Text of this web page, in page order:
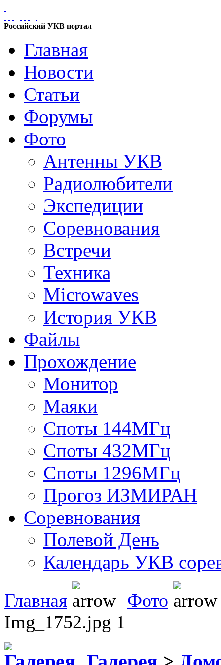
Российский УКВ портал
Главная
Новости
Статьи
Форумы
Фото
Антенны УКВ
Радиолюбители
Экспедиции
Соревнования
Встречи
Техника
Microwaves
История УКВ
Файлы
Прохождение
Монитор
Маяки
Споты 144МГц
Споты 432МГц
Споты 1296МГц
Прогоз ИЗМИРАН
Соревнования
Полевой День
Календарь УКВ
Главная
Фото
Img_1752.jpg 1